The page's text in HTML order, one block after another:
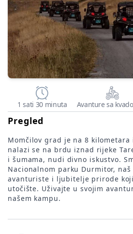
1 sati 30 minuta Avanture sa
Pregled
Momčilov grad je na 8 kilometara
nalazi se na brdu iznad rijeke
i šumama, nudi divno iskustvo.
Nacionalnom parku Durmitor, naš
avanturiste i ljubitelje prirode
utočište. Uživajte u svojim
našem kampu.